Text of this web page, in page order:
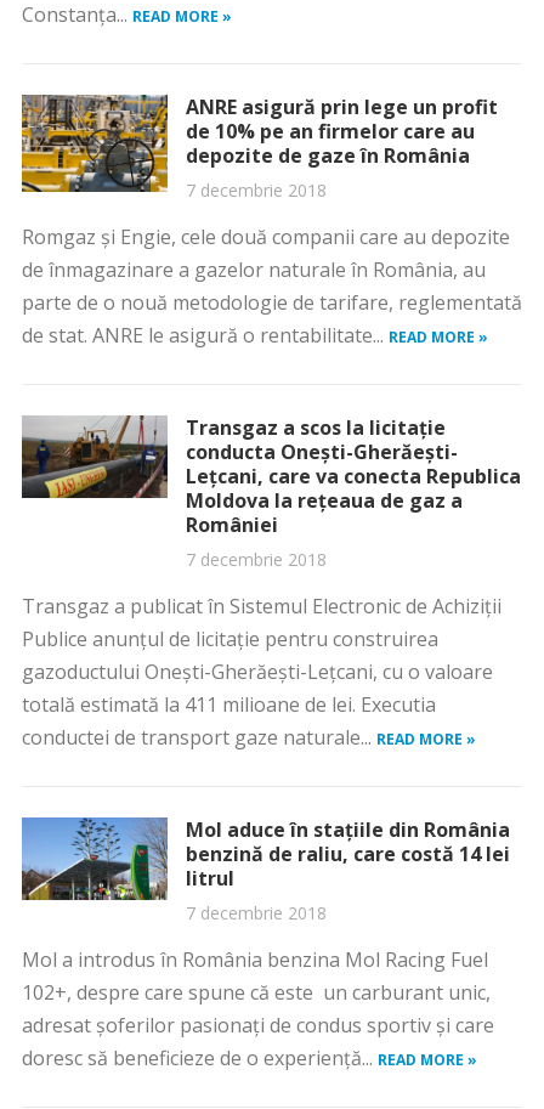
Constanţa... READ MORE »
ANRE asigură prin lege un profit
de 10% pe an firmelor care au
depozite de gaze în România
7 decembrie 2018
Romgaz şi Engie, cele două companii care au depozite
de înmagazinare a gazelor naturale în România, au
parte de o nouă metodologie de tarifare, reglementată
de stat. ANRE le asigură o rentabilitate... READ MORE »
Transgaz a scos la licitaţie
conducta Oneşti-Gherăeşti-
Leţcani, care va conecta Republica
Moldova la reţeaua de gaz a
României
7 decembrie 2018
Transgaz a publicat în Sistemul Electronic de Achiziţii
Publice anunţul de licitaţie pentru construirea
gazoductului Oneşti-Gherăeşti-Leţcani, cu o valoare
totală estimată la 411 milioane de lei. Executia
conductei de transport gaze naturale... READ MORE »
Mol aduce în staţiile din România
benzină de raliu, care costă 14 lei
litrul
7 decembrie 2018
Mol a introdus în România benzina Mol Racing Fuel
102+, despre care spune că este un carburant unic,
adresat șoferilor pasionați de condus sportiv și care
doresc să beneficieze de o experiență... READ MORE »